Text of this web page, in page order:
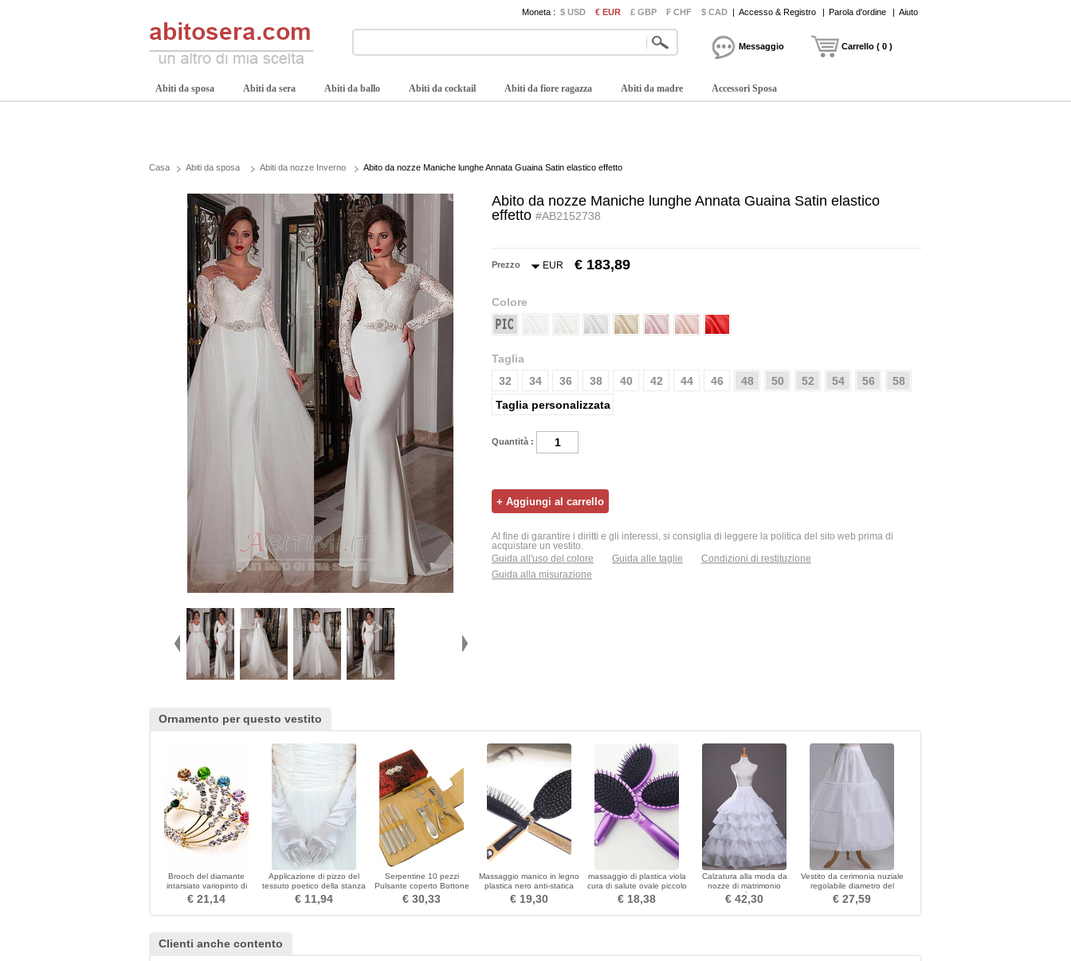
Moneta : $ USD € EUR £ GBP ₣ CHF $ CAD | Accesso & Registro | Parola d'ordine | Aiuto
Messaggio Carrello ( 0 )
Abiti da sposa Abiti da sera Abiti da ballo Abiti da cocktail Abiti da fiore ragazza Abiti da madre Accessori Sposa
Casa Abiti da sposa Abiti da nozze Inverno Abito da nozze Maniche lunghe Annata Guaina Satin elastico effetto
Abito da nozze Maniche lunghe Annata Guaina Satin elastico
effetto #AB2152738
Prezzo EUR € 183,89
Colore
Taglia
32
34 36 38 40 42 44 46 48 50 52 54 56
58
Taglia personalizzata
Quantità :
Al fine di garantire i diritti e gli interessi, si consiglia di leggere la politica del sito web prima di
acquistare un vestito.
Guida all'uso del colore
Guida alle taglie
Condizioni di restituzione
Guida alla misurazione
Ornamento per questo vestito
Brooch del diamante
intarsiato variopinto di
pavone di temperamento
€ 21,14
Applicazione di pizzo del
tessuto poetico della stanza
del partito dei guanti di
cerimonia nuziale
€ 11,94
Serpentine 10 pezzi
Pulsante coperto Bottone
Top Clippers di affari di
grado grado
€ 30,33
Massaggio manico in legno
plastica nero anti-statica
salute piccolo specchio &
pettine
€ 19,30
massaggio di plastica viola
cura di salute ovale piccolo
specchio & pettine
€ 18,38
Calzatura alla moda da
nozze di matrimonio
Expand Taffetà di poliestere
€ 42,30
Vestito da cerimonia nuziale
regolabile diametro del
petticoat di cerimonia
nuziale Tre cerchioni
€ 27,59
Clienti anche contento